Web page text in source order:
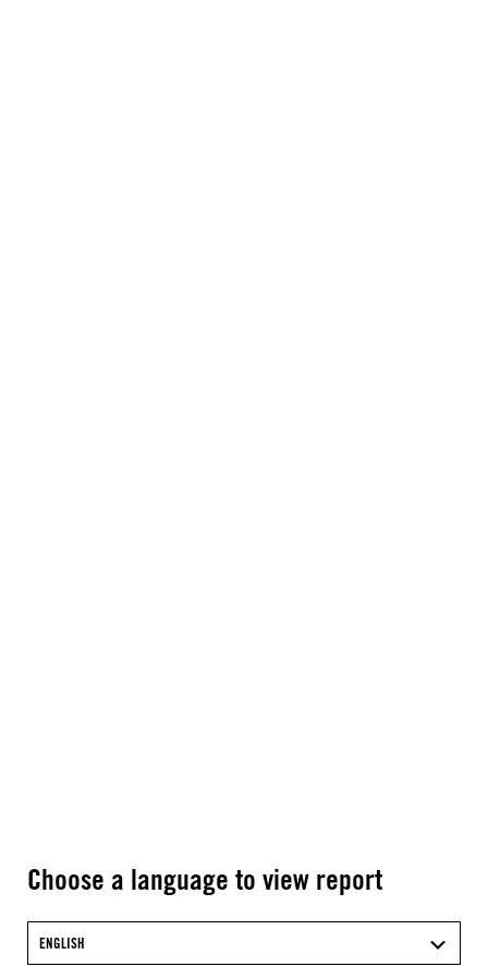
Choose a language to view report
ENGLISH